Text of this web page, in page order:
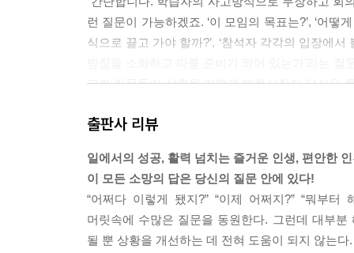
런 질문이 가능하겠죠. ‘이 모임의 목표는?’, ‘어
식으로 끌고 가야 할까?’, ‘참석자 각각의 입장에
그런 질문들이 상황을 어떻게 변화시킬지 당신은
지고 있는 질문을 면밀히 검토해야 한다. 내 마음
문제에 대해서는 선택의 여지가 많지 않은 게 분
말이 머릿속에 떠올랐다. ‘나에게 닥칠 일을 선택
로운 질문이 떠올랐다. ‘어떻게 하면 이 시간을 가
출판사 리뷰
일에서의 성공, 활력 넘치는 즐거운 인생, 편안한
이 모든 소망의 답은 당신의 질문 안에 있다!
“어쩌다 이렇게 됐지?” “이제 어쩌지?” “뭐부
머릿속에 수많은 질문을 동원한다. 그런데 대부
될 뿐 상황을 개선하는 데 전혀 도움이 되지 않는다.